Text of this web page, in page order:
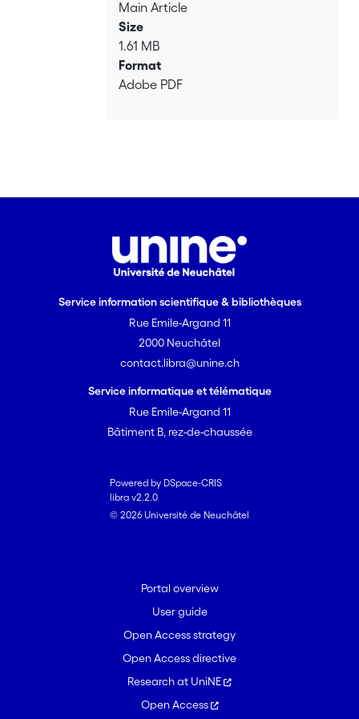
caractérise par une forte présence
féminine liée aux possibilités d’emploi et
aux mariages mixtes, lesquels sont
assez nombreux au sein de cette
population, ainsi que par une
population équatorienne semble plutôt
bien intégrée à la société suisse, il existe
rapport au profil socio-économique
helvétique. D’autre part, les immigrants
équatoriens ont mis en place différentes
pratiques transnationales avec
de fond qui sont devenus
indispensables à beaucoup de
ménages équatoriens mais aussi au
nationale. Ce travail pose ainsi un
regard sur l’état actuel de l’immigration
équatorienne en Suisse et son évolution
d’accueil ainsi que sur les itinéraires et
les possibilités de retour en Equateur.
Main Article
Size
1.61 MB
Format
Adobe PDF
Service information scientifique & bibliothèques
Rue Emile-Argand 11
2000 Neuchâtel
contact.libra@unine.ch
Service informatique et télématique
Rue Emile-Argand 11
Bâtiment B, rez-de-chaussée
Powered by DSpace-CRIS
libra v2.2.0
© 2026 Université de Neuchâtel
Portal overview
User guide
Open Access strategy
Open Access directive
Research at UniNE
Open Access